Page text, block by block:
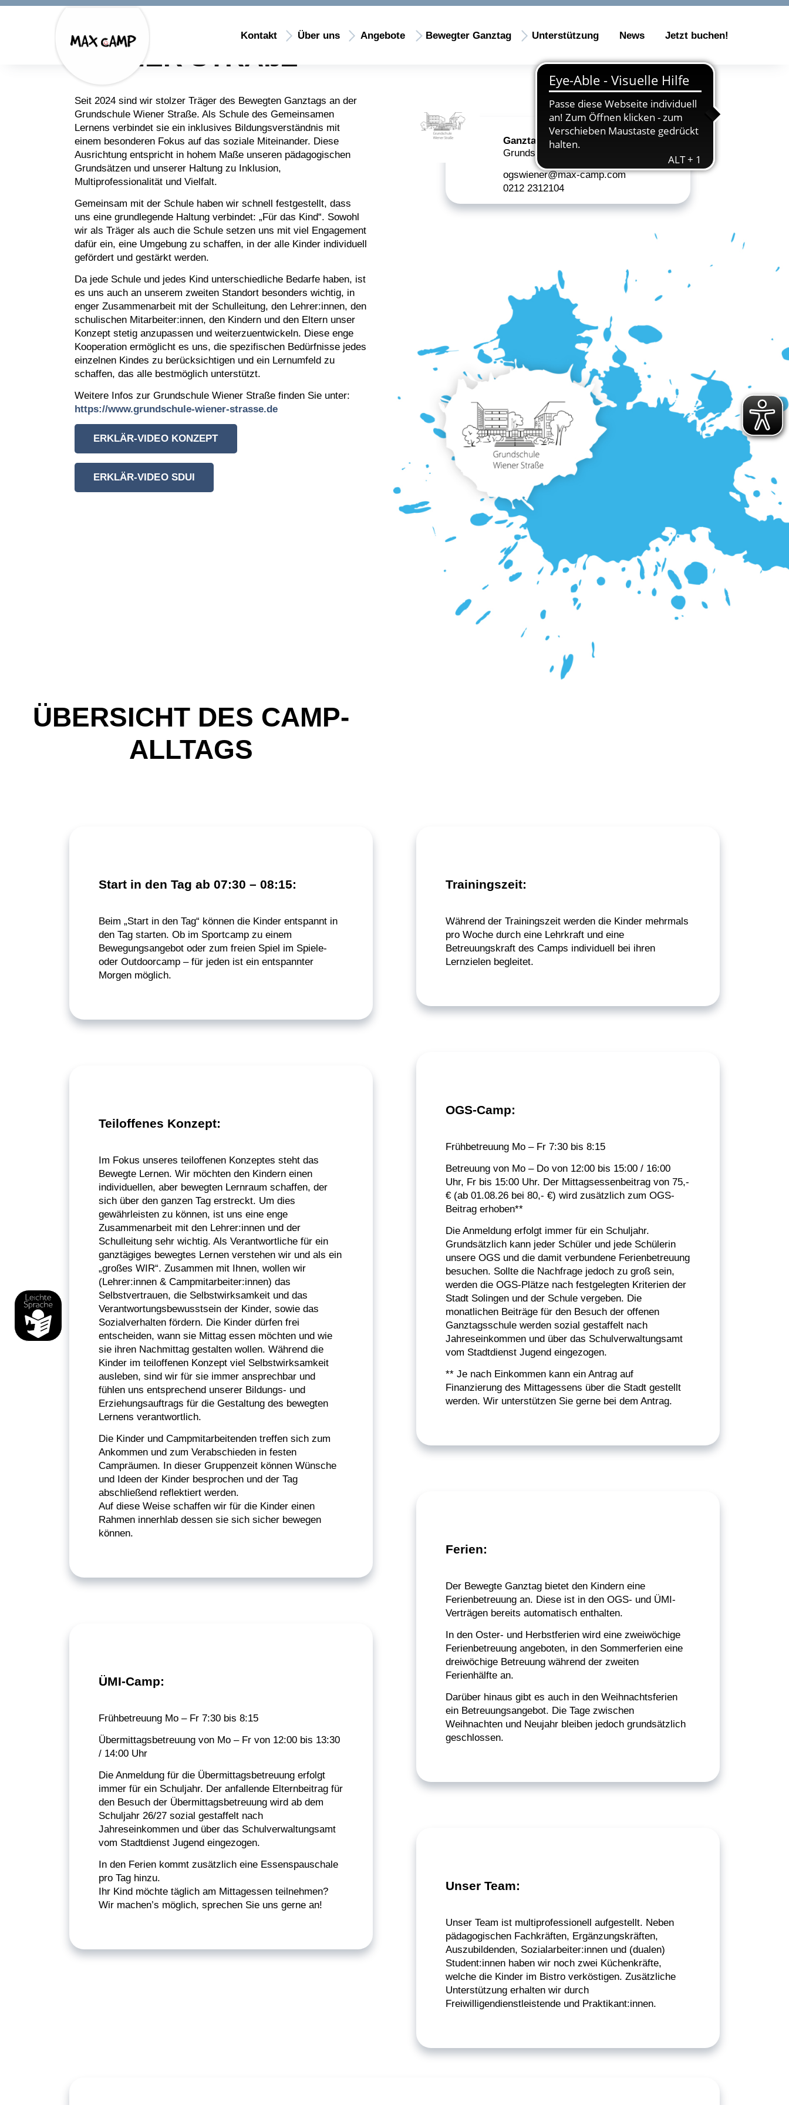
Menü überspringen
Kontakt Über uns
Zeige Menü-Unterpunkte von 'Über uns'
Angebote Bewegter Ganztag Unterstützung News Jetzt buchen!
GRUNDSCHULE
WIENER STRAßE
Seit 2024 sind wir stolzer Träger des Bewegten Ganztags an der
Grundschule Wiener Straße. Als Schule des Gemeinsamen
Lernens verbindet sie ein inklusives Bildungsverständnis mit
einem besonderen Fokus auf das soziale Miteinander. Diese
Ausrichtung entspricht in hohem Maße unseren pädagogischen
Grundsätzen und unserer Haltung zu Inklusion,
Multiprofessionalität und Vielfalt.
Gemeinsam mit der Schule haben wir schnell festgestellt, dass
uns eine grundlegende Haltung verbindet: „Für das Kind“. Sowohl
wir als Träger als auch die Schule setzen uns mit viel Engagement
dafür ein, eine Umgebung zu schaffen, in der alle Kinder individuell
gefördert und gestärkt werden.
Da jede Schule und jedes Kind unterschiedliche Bedarfe haben, ist
es uns auch an unserem zweiten Standort besonders wichtig, in
enger Zusammenarbeit mit der Schulleitung, den Lehrer:innen, den
schulischen Mitarbeiter:innen, den Kindern und den Eltern unser
Konzept stetig anzupassen und weiterzuentwickeln. Diese enge
Kooperation ermöglicht es uns, die spezifischen Bedürfnisse jedes
einzelnen Kindes zu berücksichtigen und ein Lernumfeld zu
schaffen, das alle bestmöglich unterstützt.
Weitere Infos zur Grundschule Wiener Straße finden Sie unter:
https://www.grundschule-wiener-strasse.de
ERKLÄR-VIDEO KONZEPT
ERKLÄR-VIDEO SDUI
Ganztag
Grundschule Wiener Straße
ogswiener@max-camp.com
0212 2312104
ÜBERSICHT DES CAMP-
ALLTAGS
Start in den Tag ab 07:30 – 08:15:
Beim „Start in den Tag“ können die Kinder entspannt in
den Tag starten. Ob im Sportcamp zu einem
Bewegungsangebot oder zum freien Spiel im Spiele-
oder Outdoorcamp – für jeden ist ein entspannter
Morgen möglich.
Teiloffenes Konzept:
Im Fokus unseres teiloffenen Konzeptes steht das
Bewegte Lernen. Wir möchten den Kindern einen
individuellen, aber bewegten Lernraum schaffen, der
sich über den ganzen Tag erstreckt. Um dies
gewährleisten zu können, ist uns eine enge
Zusammenarbeit mit den Lehrer:innen und der
Schulleitung sehr wichtig. Als Verantwortliche für ein
ganztägiges bewegtes Lernen verstehen wir und als ein
„großes WIR“. Zusammen mit Ihnen, wollen wir
(Lehrer:innen & Campmitarbeiter:innen) das
Selbstvertrauen, die Selbstwirksamkeit und das
Verantwortungsbewusstsein der Kinder, sowie das
Sozialverhalten fördern. Die Kinder dürfen frei
entscheiden, wann sie Mittag essen möchten und wie
sie ihren Nachmittag gestalten wollen. Während die
Kinder im teiloffenen Konzept viel Selbstwirksamkeit
ausleben, sind wir für sie immer ansprechbar und
fühlen uns entsprechend unserer Bildungs- und
Erziehungsauftrags für die Gestaltung des bewegten
Lernens verantwortlich.
Die Kinder und Campmitarbeitenden treffen sich zum
Ankommen und zum Verabschieden in festen
Campräumen. In dieser Gruppenzeit können Wünsche
und Ideen der Kinder besprochen und der Tag
abschließend reflektiert werden.
Auf diese Weise schaffen wir für die Kinder einen
Rahmen innerhlab dessen sie sich sicher bewegen
können.
ÜMI-Camp:
Frühbetreuung Mo – Fr 7:30 bis 8:15
Übermittagsbetreuung von Mo – Fr von 12:00 bis 13:30
/ 14:00 Uhr
Die Anmeldung für die Übermittagsbetreuung erfolgt
immer für ein Schuljahr. Der anfallende Elternbeitrag für
den Besuch der Übermittagsbetreuung wird ab dem
Schuljahr 26/27 sozial gestaffelt nach
Jahreseinkommen und über das Schulverwaltungsamt
vom Stadtdienst Jugend eingezogen.
In den Ferien kommt zusätzlich eine Essenspauschale
pro Tag hinzu.
Ihr Kind möchte täglich am Mittagessen teilnehmen?
Wir machen’s möglich, sprechen Sie uns gerne an!
Trainingszeit:
Während der Trainingszeit werden die Kinder mehrmals
pro Woche durch eine Lehrkraft und eine
Betreuungskraft des Camps individuell bei ihren
Lernzielen begleitet.
OGS-Camp:
Frühbetreuung Mo – Fr 7:30 bis 8:15
Betreuung von Mo – Do von 12:00 bis 15:00 / 16:00
Uhr, Fr bis 15:00 Uhr. Der Mittagsessenbeitrag von 75,-
€ (ab 01.08.26 bei 80,- €) wird zusätzlich zum OGS-
Beitrag erhoben**
Die Anmeldung erfolgt immer für ein Schuljahr.
Grundsätzlich kann jeder Schüler und jede Schülerin
unsere OGS und die damit verbundene Ferienbetreuung
besuchen. Sollte die Nachfrage jedoch zu groß sein,
werden die OGS-Plätze nach festgelegten Kriterien der
Stadt Solingen und der Schule vergeben. Die
monatlichen Beiträge für den Besuch der offenen
Ganztagsschule werden sozial gestaffelt nach
Jahreseinkommen und über das Schulverwaltungsamt
vom Stadtdienst Jugend eingezogen.
** Je nach Einkommen kann ein Antrag auf
Finanzierung des Mittagessens über die Stadt gestellt
werden. Wir unterstützen Sie gerne bei dem Antrag.
Ferien:
Der Bewegte Ganztag bietet den Kindern eine
Ferienbetreuung an. Diese ist in den OGS- und ÜMI-
Verträgen bereits automatisch enthalten.
In den Oster- und Herbstferien wird eine zweiwöchige
Ferienbetreuung angeboten, in den Sommerferien eine
dreiwöchige Betreuung während der zweiten
Ferienhälfte an.
Darüber hinaus gibt es auch in den Weihnachtsferien
ein Betreuungsangebot. Die Tage zwischen
Weihnachten und Neujahr bleiben jedoch grundsätzlich
geschlossen.
Unser Team:
Unser Team ist multiprofessionell aufgestellt. Neben
pädagogischen Fachkräften, Ergänzungskräften,
Auszubildenden, Sozialarbeiter:innen und (dualen)
Student:innen haben wir noch zwei Küchenkräfte,
welche die Kinder im Bistro verköstigen. Zusätzliche
Unterstützung erhalten wir durch
Freiwilligendienstleistende und Praktikant:innen.